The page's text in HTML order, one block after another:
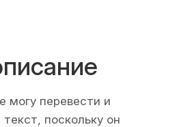
могу перевести и
поскольку он